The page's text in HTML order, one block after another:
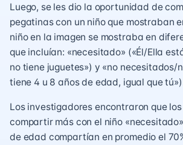
Luego, se les dio la oportunidad de
pegatinas con un niño que mostraban
niño en la imagen se mostraba en
que incluían: «necesitado» («Él/Ella
no tiene juguetes») y «no necesitados/
tiene 4 u 8 años de edad, igual que
Los investigadores encontraron que
compartir más con el niño
de edad compartían en promedio el